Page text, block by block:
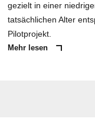
gezielt in einer
tatsächlichen Alter
Pilotprojekt.
Mehr lesen